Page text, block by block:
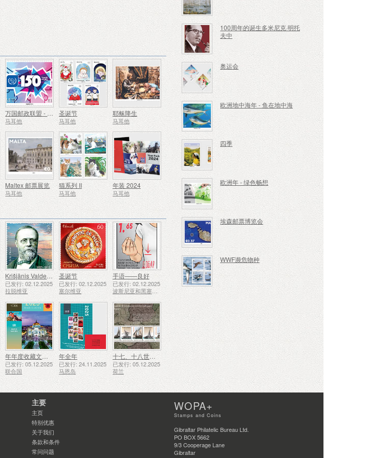
万国邮政联盟 - 150 周年
马耳他
圣诞节
马耳他
耶稣降生
马耳他
Maltex 邮票展览
马耳他
猫系列 II
马耳他
年装 2024
马耳他
Krišjānis Valdemārs
已发行: 02.12.2025
拉脱维亚
圣诞节
已发行: 02.12.2025
塞尔维亚
手语——良好
已发行: 02.12.2025
波斯尼亚和黑塞哥维那 - 斯普斯卡共和国
年年度收藏文件夹（纽约）
已发行: 05.12.2025
联合国
年全年
已发行: 24.11.2025
马恩岛
十七、十八世纪的航运——泥炭运输
已发行: 05.12.2025
荷兰
100周年的诞生多米尼克·明托
夫中
奥运会
欧洲地中海年 - 鱼在地中海
四季
欧洲年 - 绿色畅想
埃森邮票博览会
WWF濒危物种
主要
主页
特别优惠
关于我们
条款和条件
常问问题
WOPA+
Stamps and Coins
Gibraltar Philatelic Bureau Ltd.
PO BOX 5662
9/3 Cooperage Lane
Gibraltar